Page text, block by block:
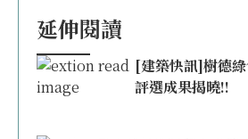
延伸閱讀
[建築快訊]樹德
評選成果揭曉!!